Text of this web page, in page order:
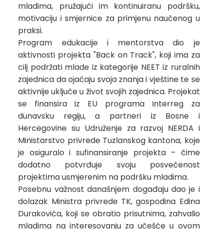
mladima, pružajući im kontinuiranu podršku,
motivaciju i smjernice za primjenu naučenog u
praksi.
Program edukacije i mentorstva dio je
aktivnosti projekta "Back on Track", koji ima za
cilj podržati mlade iz kategorije NEET iz ruralnih
zajednica da ojačaju svoja znanja i vještine te se
aktivnije uključe u život svojih zajednica. Projekat
se finansira iz EU programa Interreg za
dunavsku regiju, a partneri iz Bosne i
Hercegovine su Udruženje za razvoj NERDA i
Ministarstvo privrede Tuzlanskog kantona, koje
je osiguralo i sufinansiranje projekta – čime
dodatno potvrđuje svoju posvećenost
projektima usmjerenim na podršku mladima.
Posebnu važnost današnjem događaju dao je i
dolazak Ministra privrede TK, gospodina Edina
Durakovića, koji se obratio prisutnima, zahvalio
mladima na interesovanju za učešće u ovom